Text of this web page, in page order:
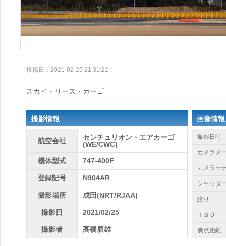
投稿日：2021-02-25 21:31:22
スカイ・リース・カーゴ
撮影情報
航空会社
センチュリオン・エアカーゴ
(WE/CWC)
機体型式 747-400F
登録記号 N904AR
撮影場所 成田(NRT/RJAA)
撮影日 2021/02/25
撮影者 高橋辰雄
画像情報
撮影日時
カメラメ
カメラモ
シャッタ
絞り
ＩＳＯ
焦点距離